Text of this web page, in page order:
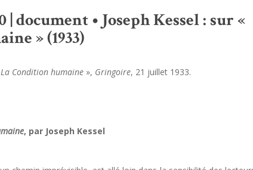
| document • Joseph Kessel : sur «
» (1933)
La Condition humaine », Gringoire, 21 juillet 1933.
, par Joseph Kessel